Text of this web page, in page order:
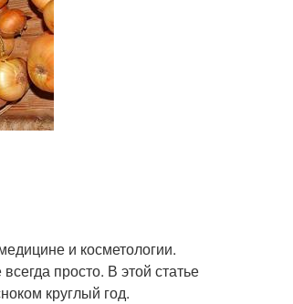
и косметологии.
просто. В этой статье
круглый год.